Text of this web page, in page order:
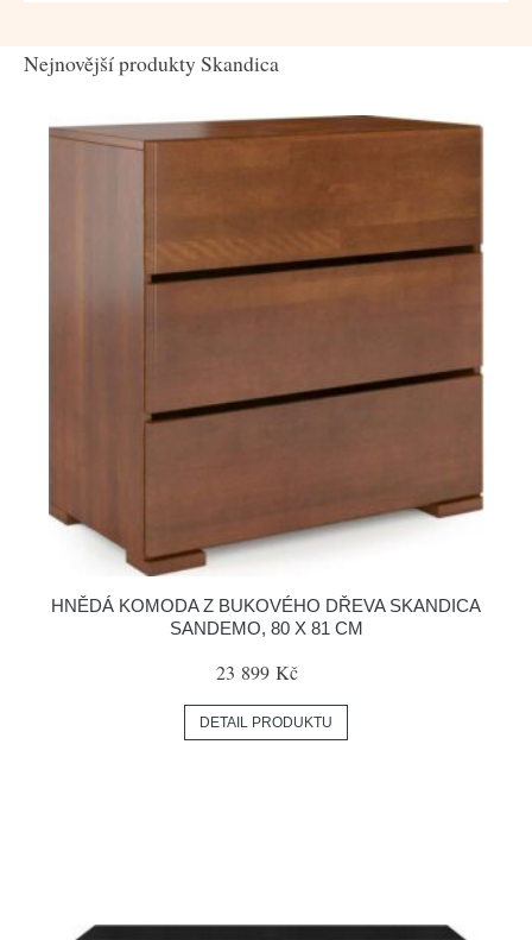
Nejnovější produkty Skandica
HNĚDÁ KOMODA Z BUKOVÉHO DŘEVA SKANDICA
SANDEMO, 80 X 81 CM
23 899 Kč
DETAIL PRODUKTU